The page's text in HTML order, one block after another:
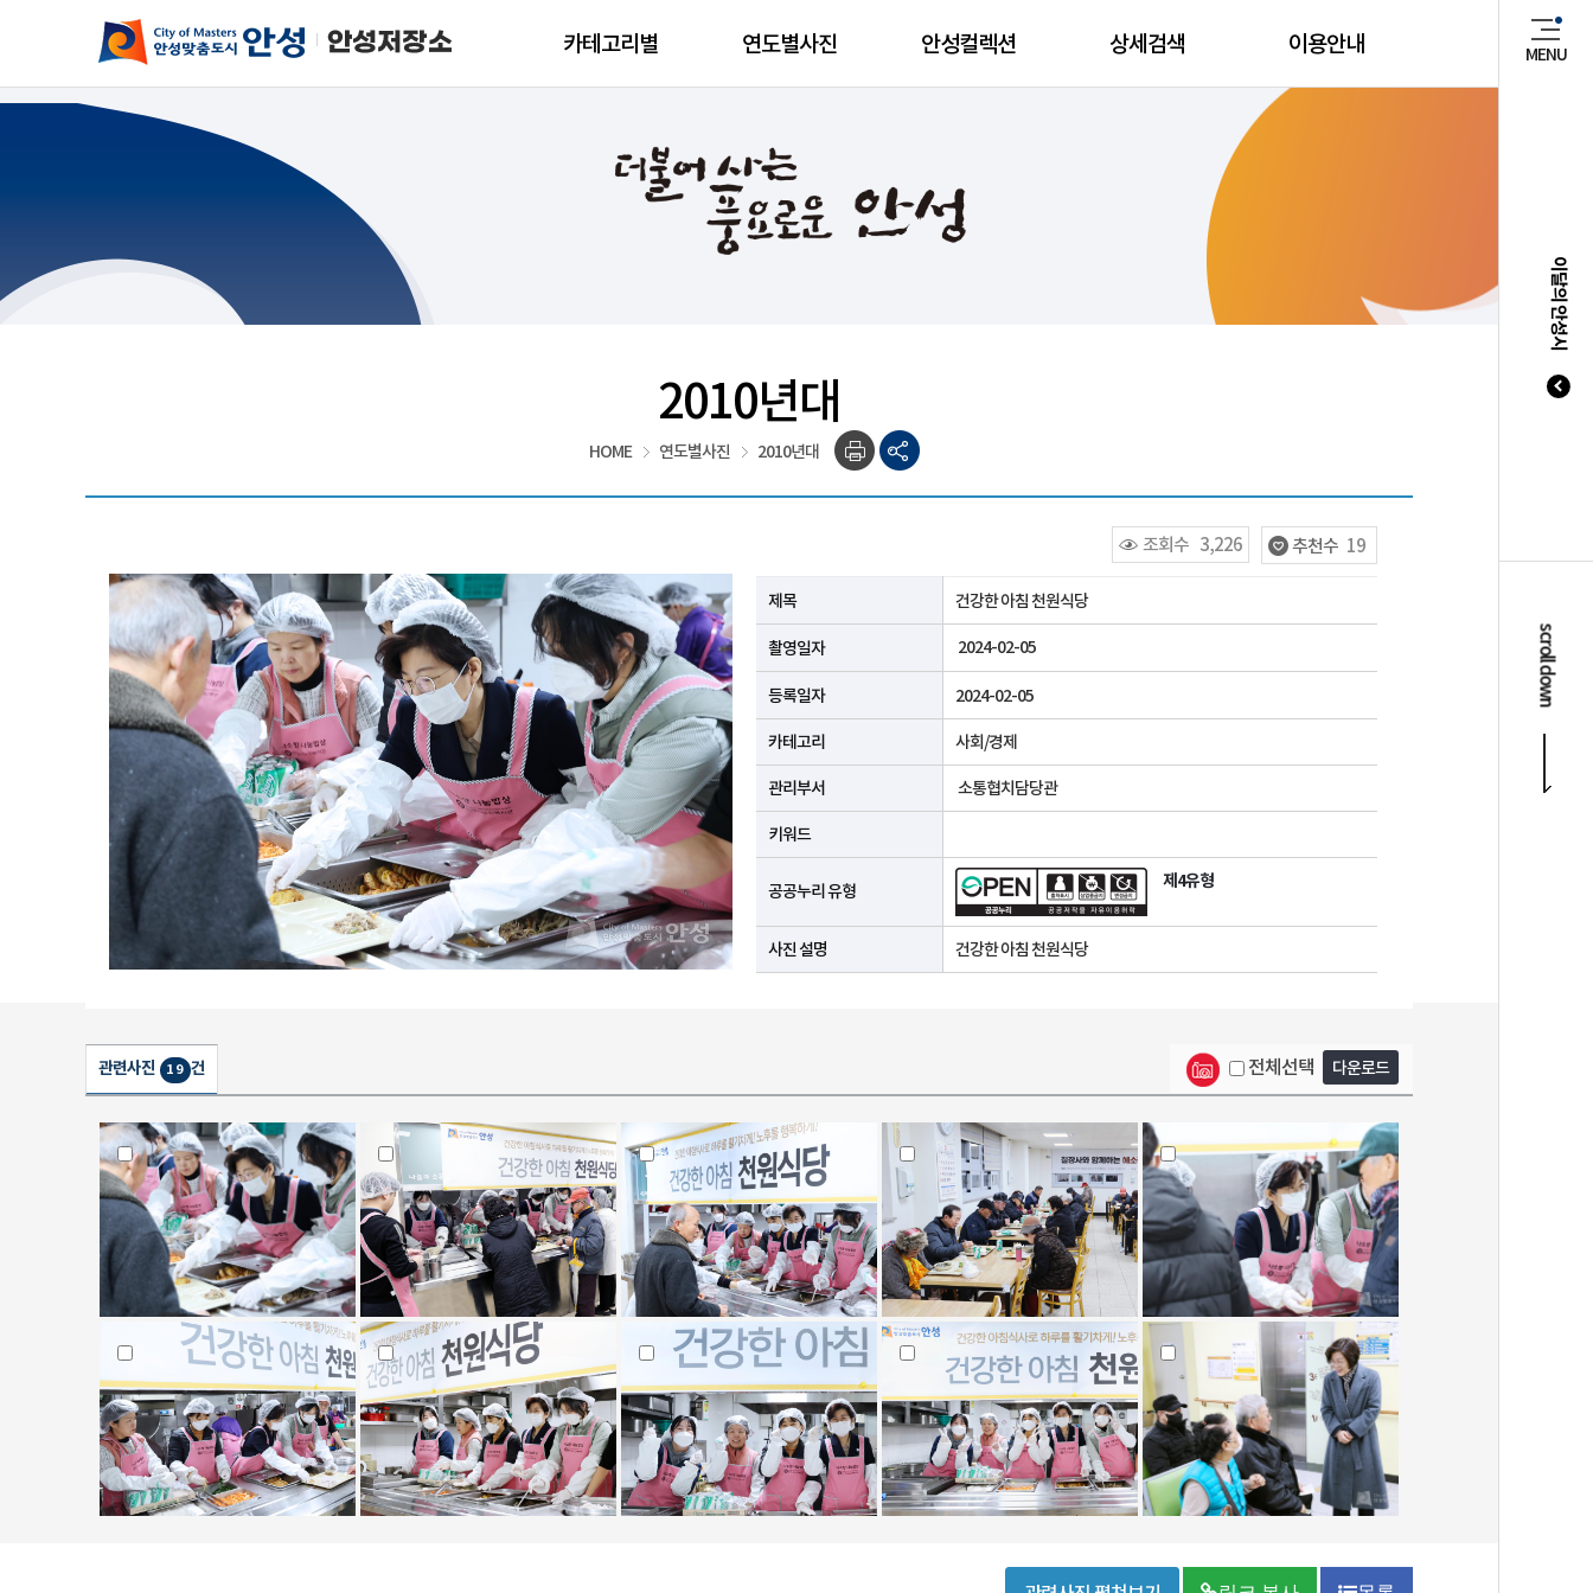
MENU
카테고리별 연도별사진 안성컬렉션 상세검색 이용안내
2010년대
HOME 연도별사진 2010년대
조회수 3,226 추천수 19
제목 건강한 아침 천원식당
촬영일자 2024-02-05
등록일자 2024-02-05
카테고리 사회/경제
관리부서 소통협치담당관
키워드
공공누리 유형 제4유형
사진 설명 건강한 아침 천원식당
관련사진 19 건 전체선택 다운로드
이달의 안성시
scroll down